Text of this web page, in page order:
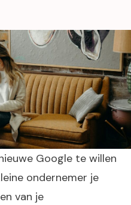
Google te willen
ondernemer je
van je